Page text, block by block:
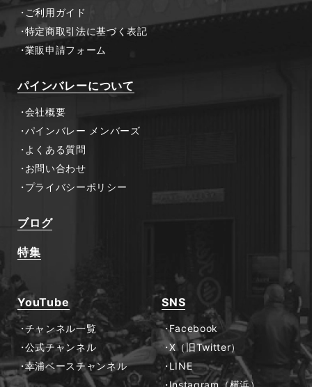
ご利用ガイド
特定商取引法に基づく表記
業販申請フォーム
パインバレーについて
会社概要
パインバレー メンバーズ
よくある質問
お問い合わせ
プライバシーポリシー
ブログ
特集
YouTube
チャンネル一覧
公式チャンネル
幸浦ベースチャンネル
SNS
Facebook
X（旧Twitter）
LINE
Instagram（横浜）